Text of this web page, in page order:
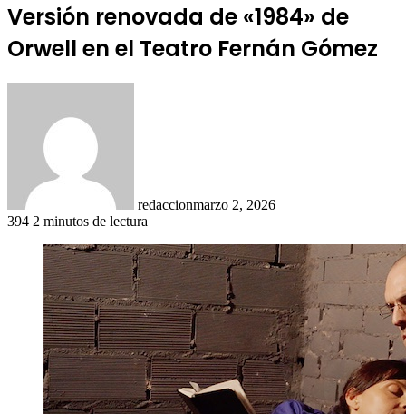
Versión renovada de «1984» de
Orwell en el Teatro Fernán Gómez
redaccionmarzo 2, 2026
394 2 minutos de lectura